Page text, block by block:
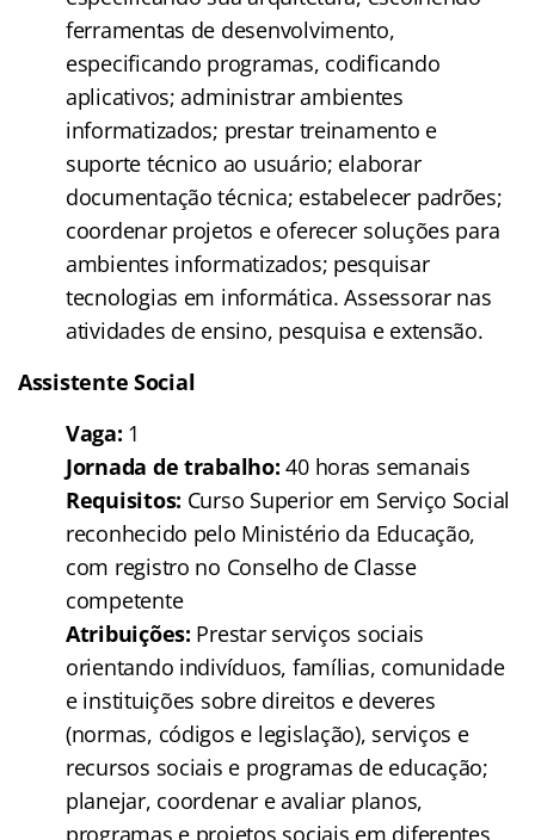
ferramentas de desenvolvimento,
especificando programas, codificando
aplicativos; administrar ambientes
informatizados; prestar treinamento e
suporte técnico ao usuário; elaborar
documentação técnica; estabelecer padrões;
coordenar projetos e oferecer soluções para
ambientes informatizados; pesquisar
tecnologias em informática. Assessorar nas
atividades de ensino, pesquisa e extensão.
Assistente Social
Vaga: 1
Jornada de trabalho: 40 horas semanais
Requisitos: Curso Superior em Serviço Social
reconhecido pelo Ministério da Educação,
com registro no Conselho de Classe
competente
Atribuições: Prestar serviços sociais
orientando indivíduos, famílias, comunidade
e instituições sobre direitos e deveres
(normas, códigos e legislação), serviços e
recursos sociais e programas de educação;
planejar, coordenar e avaliar planos,
programas e projetos sociais em diferentes